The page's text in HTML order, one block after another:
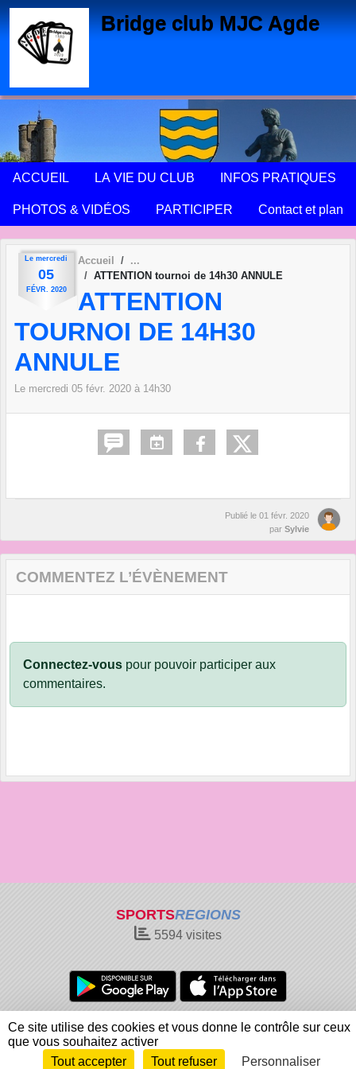
Bridge club MJC Agde
ACCUEIL LA VIE DU CLUB INFOS PRATIQUES
PHOTOS & VIDÉOS PARTICIPER Contact et plan
Le mercredi
05
FÉVR. 2020
Accueil
ATTENTION tournoi de 14h30 ANNULE
ATTENTION
TOURNOI DE 14H30
ANNULE
Le mercredi 05 févr. 2020 à 14h30
Publié le 01 févr. 2020
par Sylvie
COMMENTEZ L’ÉVÈNEMENT
Connectez-vous pour pouvoir participer aux
commentaires.
SPORTSREGIONS
5594 visites
Charte cookies
Gestion des cookies
Informations légales
Signaler un contenu inapproprié
Envie de participer ?
Connexion
Panneau de gestion des cookies
Ce site utilise des cookies et vous donne le contrôle sur ceux
que vous souhaitez activer
Tout accepter
Tout refuser Personnaliser